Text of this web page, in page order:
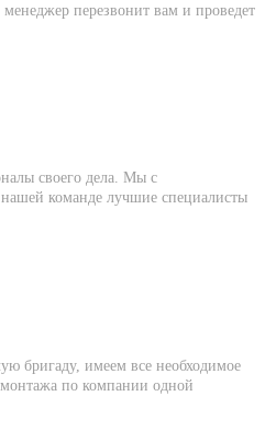
менеджер перезвонит вам и проведет
своего дела. Мы с
команде лучшие специалисты
бригаду, имеем все необходимое
по компании одной